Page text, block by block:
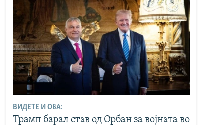
ВИДЕТЕ И ОВА:
Трамп барал став од Орбан за војната во